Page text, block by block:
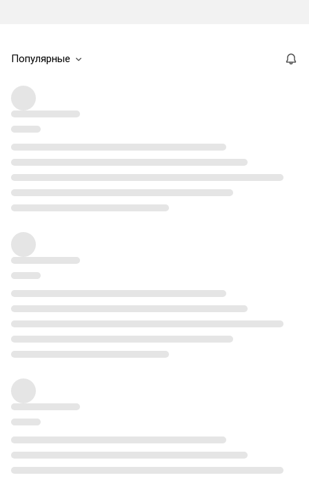
Популярные